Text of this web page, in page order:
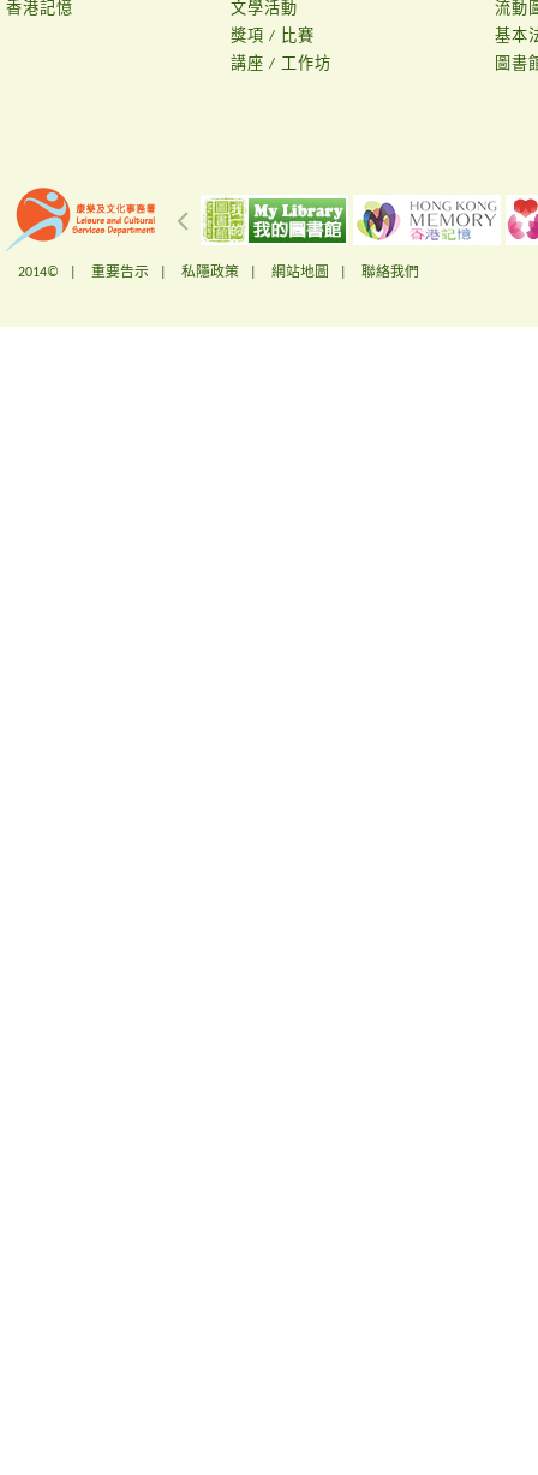
香港記憶
文學活動
獎項 / 比賽
講座 / 工作坊
流動
基本
圖書
2014© | 重要告示 私隱政策 網站地圖 聯絡我們